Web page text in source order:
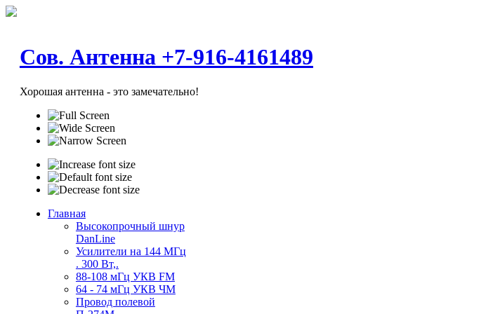
Сов. Антенна +7-916-4161489
Хорошая антенна - это замечательно!
Главная
Высокопрочный шнур
DanLine
Усилители на 144 МГц
. 300 Вт,.
88-108 мГц УКВ FM
64 - 74 мГц УКВ ЧМ
Провод полевой